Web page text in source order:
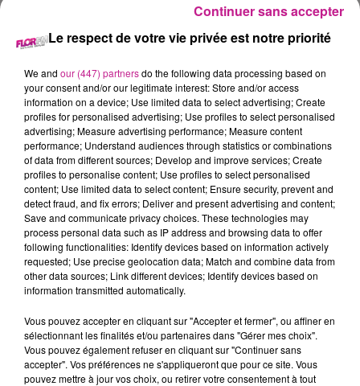
28 juin 2026 - 54 min 25 sec
BACK TO 2006
Cette semaine, retournez en 2006 avec Romano.
TITRES DIFFUSÉS
8h53
8h53 8h51
8h51 8h45
8h45
Le respect de votre vie privée est notre priorité
We and our (447) partnersdo the following data processing based on
your consent and/or our legitimate interest: Store and/or access
information on a device; Use limited data to select advertising; Create
profiles for personalised advertising; Use profiles to select personalised
advertising; Measure advertising performance; Measure content
performance; Understand audiences through statistics or combinations
of data from different sources; Develop and improve services; Create
profiles to personalise content; Use profiles to select personalised
content; Use limited data to select content; Ensure security, prevent and
detect fraud, and fix errors; Deliver and present advertising and content;
Save and communicate privacy choices. These technologies may
process personal data such as IP address and browsing data to offer
following functionalities: Identify devices based on information actively
requested; Use precise geolocation data; Match and combine data from
other data sources; Link different devices; Identify devices based on
information transmitted automatically.
Vous pouvez accepter en cliquant sur "Accepter et fermer", ou affiner en
sélectionnant les finalités et/ou partenaires dans "Gérer mes choix".
Vous pouvez également refuser en cliquant sur "Continuer sans
accepter". Vos préférences ne s'appliqueront que pour ce site. Vous
pouvez mettre à jour vos choix, ou retirer votre consentement à tout
Continuer sans accepter